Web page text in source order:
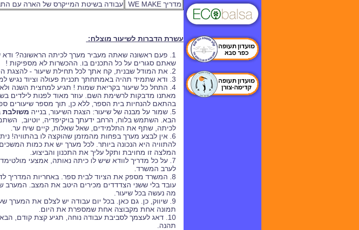
מדריך WE MAKE
עבודה בשיטת המייקרס של הארה עם
עשרת הדברות לשיעור מוצלח:
1. פעם ראשונה שאתה מעביר מערך לכיתה הראשונה?
שאתם סגורים על כל התכנים בו. ההכשרות לא מספיקות !
2. את המודל שבנית, קח אתך לכל תחילת שיעור - להצגת הפעילות. תמונה שווה אלף מילים, תחשוב כמה מודל שווה.
3. ודא שתמיד תהיה באמתחתך תכנית פעולה וציוד נגיש למערך נוסף. אין לדעת מה ישתבש.
4. התחל כל שיעור בקריאת שמות ! תגיע למחצית השנה
מאתנו מדבקות לרשימת השם. עוזר מאוד לפנות לילדים
בהתאם להנחיות בית הספר, ללא כן, תוך מספר שיעורים
5. שמור על מבנה של שיעור: הצגת השיעור, בנייה
משולבת
הבא. השתמש בלוח, הרחב ידעתך בויקיפדיה, יוטיוב,
לכיתה, שתף את התלמידים, שאל שאלות, קיים שיח ער.
6. אין לבצע מערך בפחות מהמזמן שהוקצה לו בהתוויה!
להתוויה היא הנכונה ביותר. לכל מערך יש את כמות
המלצה זו מחויבת ותקל עליך את התכנון והביצוע.
7. על כל מדריך לוודא שיש לו כיתה נאותה, אמצעי
לערב המשרד.
8. המשרד מספק את הציוד לבית ספר. באחריות
עובד בלי ששני הצדדדים מכירים היטב את המצב. המערב
מה נעשה בכל שיעור.
9. שיווק, כן. גם כאן. בכל יום עבודה יש לצלם את
תמונה אחת מקבוצה אחת שמספרת את היום.
10. דאג לעצמך לסביבת עבודה נוחה, תגיע קצת קודם,
תהנה.